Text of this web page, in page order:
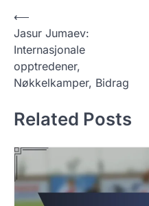
P
o
s
t
a
v
i
g
⟵
Jasur Jumaev:
Internasjonale
opptredener,
Nøkkelkamper, Bidrag
Related Posts